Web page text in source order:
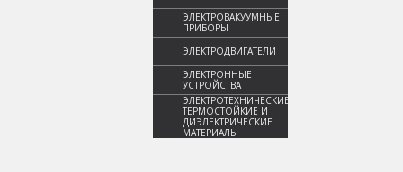
ЭЛЕКТРОВАКУУМНЫЕ
ПРИБОРЫ
ЭЛЕКТРОДВИГАТЕЛИ
ЭЛЕКТРОННЫЕ
УСТРОЙСТВА
ЭЛЕКТРОТЕХНИЧЕСКИЕ,
ТЕРМОСТОЙКИЕ И
ДИЭЛЕКТРИЧЕСКИЕ
МАТЕРИАЛЫ